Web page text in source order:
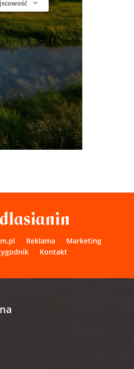
Reklama
Marketing
Kontakt